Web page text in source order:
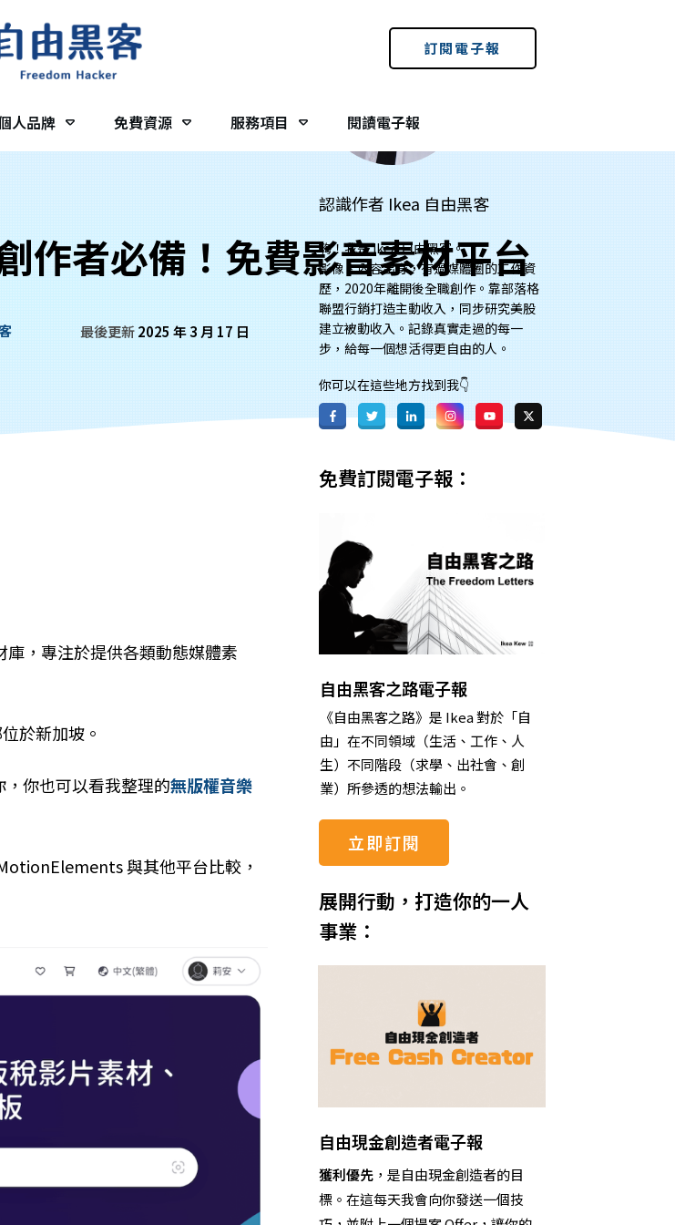
訂閱電子報
人品牌 免費資源 服務項目 閱讀電子報
者必備！免費影音素材平台
最後更新2025 年 3 月 17 日
，專注於提供各類動態媒體素
於新加坡。
你也可以看我整理的無版權音樂
與其他平台比較，
認識作者 Ikea 自由黑客
嗨！我是 Ikea 自由黑客。
影像、內容出身，有過媒體圈的工作資
歷，2020年離開後全職創作。靠部落格
聯盟行銷打造主動收入，同步研究美股
建立被動收入。記錄真實走過的每一
步，給每一個想活得更自由的人。
你可以在這些地方找到我👇
免費訂閱電子報：
自由黑客之路電子報
《自由黑客之路》是 Ikea 對於「自
由」在不同領域（生活、工作、人
生）不同階段（求學、出社會、創
業）所參透的想法輸出。
立即訂閱
展開行動，打造你的一人
事業：
自由現金創造者電子報
獲利優先 ，是自由現金創造者的目
標。在這每天我會向你發送一個技